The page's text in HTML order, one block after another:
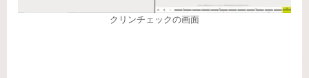
クリンチェックの画面